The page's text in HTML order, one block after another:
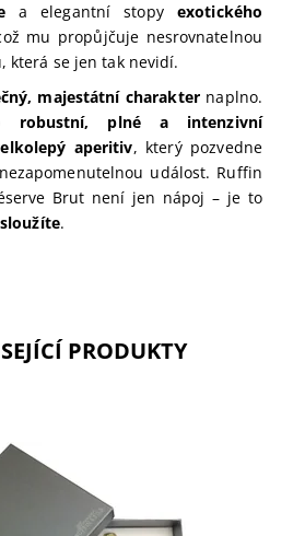
a elegantní stopy exotického
mu propůjčuje nesrovnatelnou
která se jen tak nevidí.
majestátní charakternaplno.
robustní, plné a intenzivní
aperitiv, který pozvedne
událost. Ruffin
Brut není jen nápoj – je to
.
PRODUKTY
& Fils na 1 lahev se 2
doplněk pro vaše oblíbené
Cena včetně skleniček, bez...